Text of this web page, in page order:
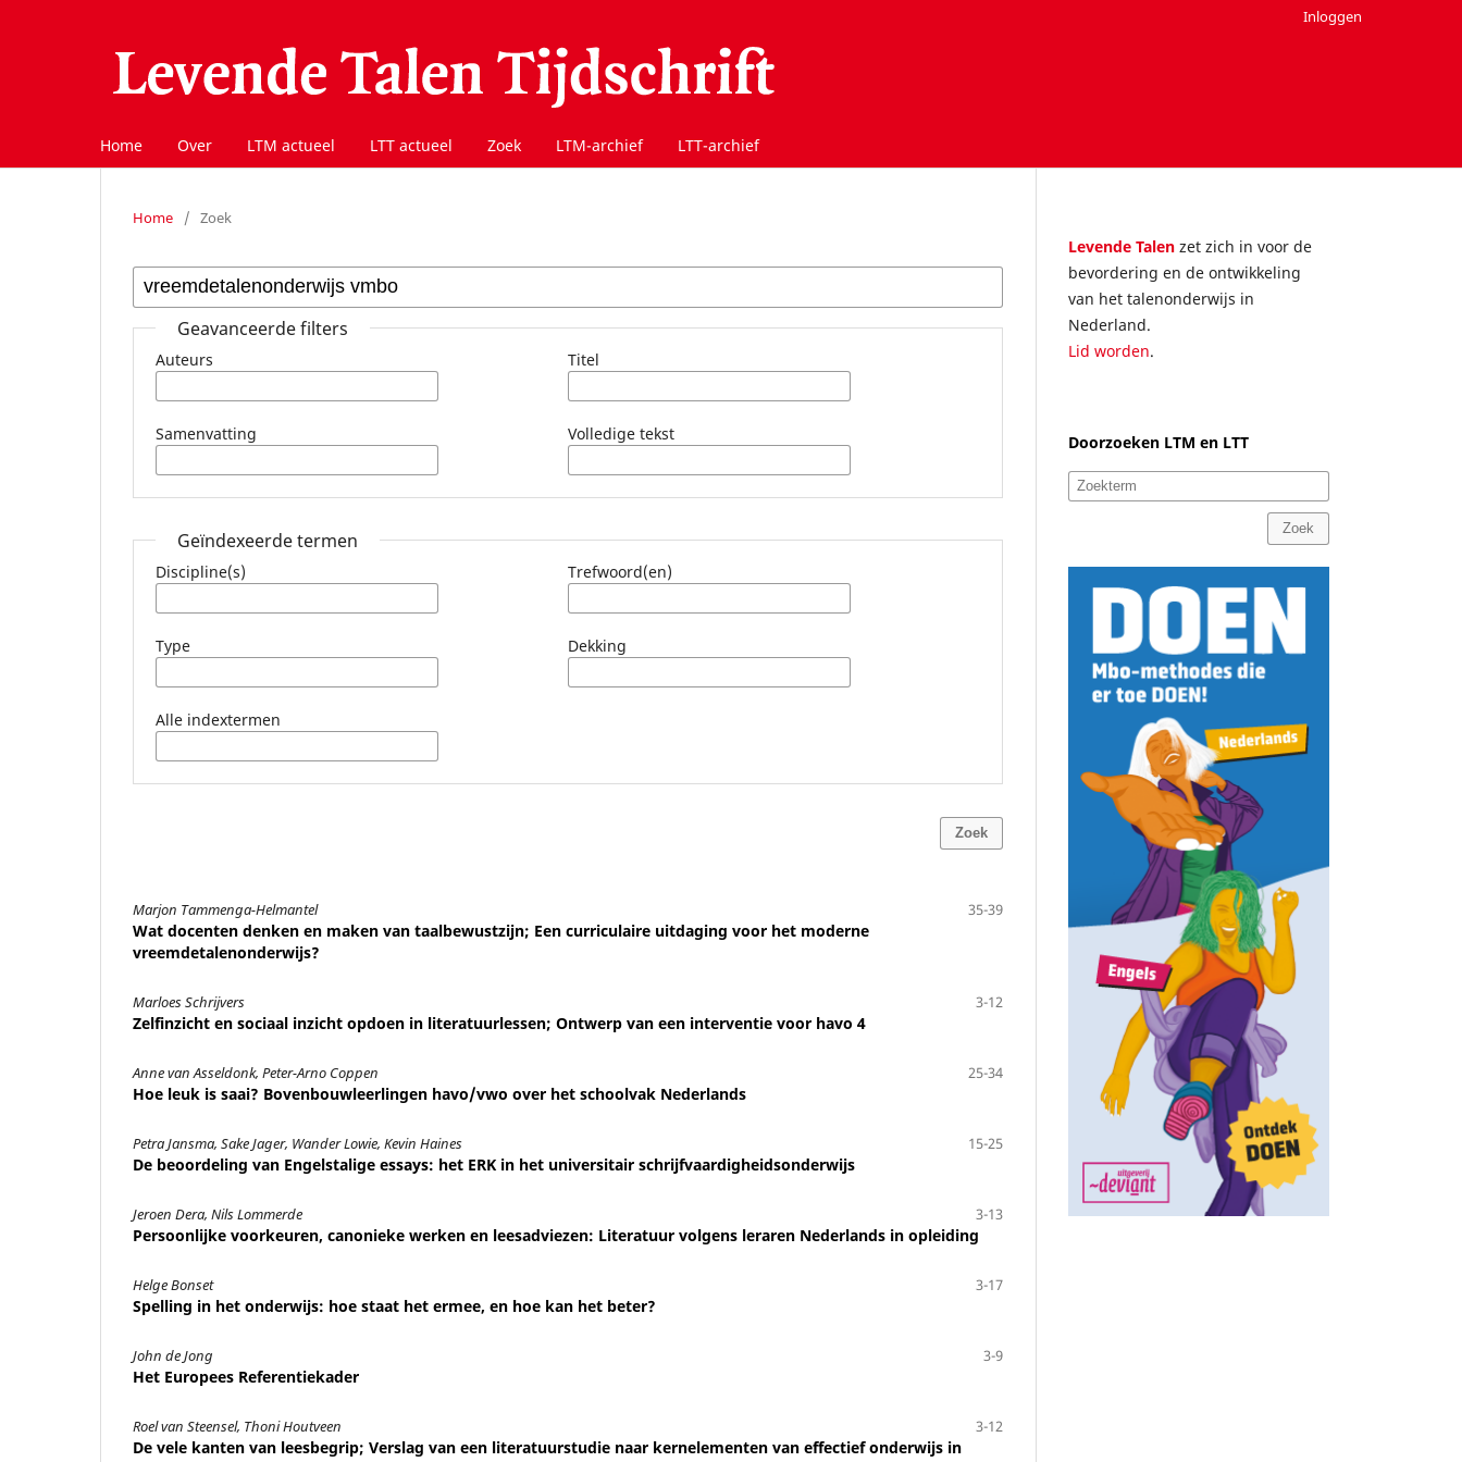
Home Over LTM actueel LTT actueel Zoek LTM-archief LTT-archief
Inloggen
Home / Zoek
Geavanceerde filters
Auteurs Titel
Samenvatting Volledige tekst
Geïndexeerde termen
Discipline(s) Trefwoord(en)
Type Dekking
Alle indextermen
Zoek
Marjon Tammenga-Helmantel 35-39
Wat docenten denken en maken van taalbewustzijn; Een curriculaire uitdaging voor het moderne
vreemdetalenonderwijs?
Marloes Schrijvers 3-12
Zelfinzicht en sociaal inzicht opdoen in literatuurlessen; Ontwerp van een interventie voor havo 4
Anne van Asseldonk, Peter-Arno Coppen 25-34
Hoe leuk is saai? Bovenbouwleerlingen havo/vwo over het schoolvak Nederlands
Petra Jansma, Sake Jager, Wander Lowie, Kevin Haines 15-25
De beoordeling van Engelstalige essays: het ERK in het universitair schrijfvaardigheidsonderwijs
Jeroen Dera, Nils Lommerde 3-13
Persoonlijke voorkeuren, canonieke werken en leesadviezen: Literatuur volgens leraren Nederlands in opleiding
Helge Bonset 3-17
Spelling in het onderwijs: hoe staat het ermee, en hoe kan het beter?
John de Jong 3-9
Het Europees Referentiekader
Roel van Steensel, Thoni Houtveen 3-12
De vele kanten van leesbegrip; Verslag van een literatuurstudie naar kernelementen van effectief onderwijs in
Levende Talen zet zich in voor de
bevordering en de ontwikkeling
van het talenonderwijs in
Nederland.
Lid worden.
Doorzoeken LTM en LTT
Zoek